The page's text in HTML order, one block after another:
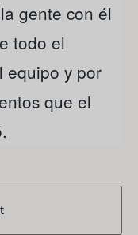
gente con él
todo el
equipo y por
que el